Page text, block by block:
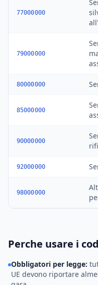
77000000
79000000
80000000
85000000
90000000
92000000
98000000
Perche usare i
Obbligatori per legge:
UE devono riportare